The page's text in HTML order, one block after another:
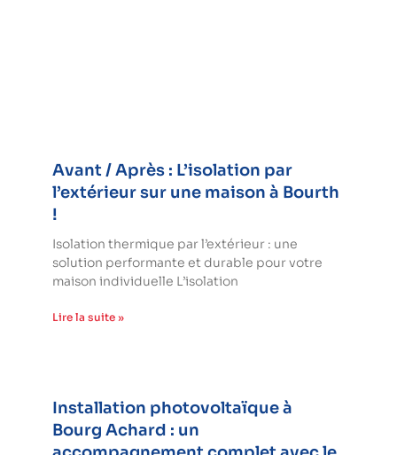
Avant / Après : L’isolation par
l’extérieur sur une maison à Bourth
!
Isolation thermique par l’extérieur : une
solution performante et durable pour votre
maison individuelle L’isolation
Lire la suite »
Installation photovoltaïque à
Bourg Achard : un